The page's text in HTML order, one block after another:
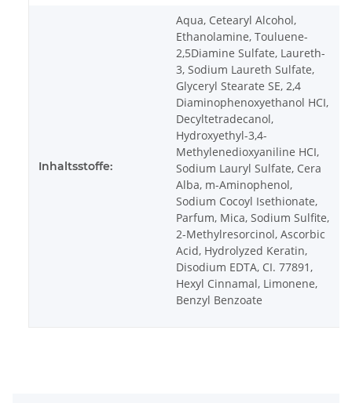
Inhaltsstoffe:
Aqua, Cetearyl Alcohol,
Ethanolamine, Touluene-
2,5Diamine Sulfate, Laureth-
3, Sodium Laureth Sulfate,
Glyceryl Stearate SE, 2,4
Diaminophenoxyethanol HCI,
Decyltetradecanol,
Hydroxyethyl-3,4-
Methylenedioxyaniline HCI,
Sodium Lauryl Sulfate, Cera
Alba, m-Aminophenol,
Sodium Cocoyl Isethionate,
Parfum, Mica, Sodium Sulfite,
2-Methylresorcinol, Ascorbic
Acid, Hydrolyzed Keratin,
Disodium EDTA, CI. 77891,
Hexyl Cinnamal, Limonene,
Benzyl Benzoate